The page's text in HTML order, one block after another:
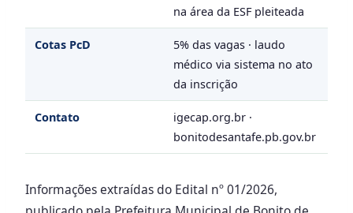
na área da ESF pleiteada
Cotas PcD
5% das vagas · laudo
médico via sistema no ato
da inscrição
Contato
igecap.org.br ·
bonitodesantafe.pb.gov.br
Informações extraídas do Edital nº 01/2026,